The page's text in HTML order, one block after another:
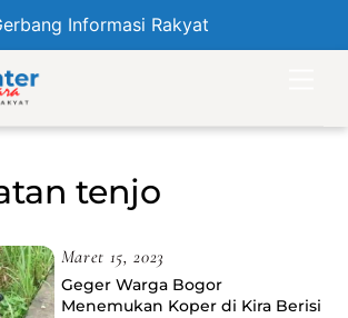
Informasi Rakyat
tenjo
Maret 15, 2023
Geger Warga Bogor
Menemukan Koper di Kira Berisi